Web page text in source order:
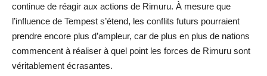
continue de réagir aux actions de Rimuru. À mesure que
l’influence de Tempest s’étend, les conflits futurs pourraient
prendre encore plus d’ampleur, car de plus en plus de nations
commencent à réaliser à quel point les forces de Rimuru sont
véritablement écrasantes.